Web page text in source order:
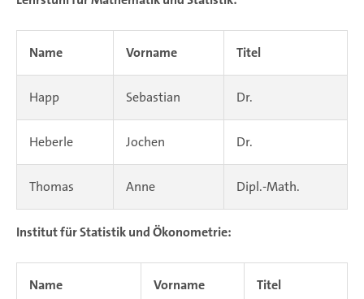
Name Vorname Titel
Happ Sebastian Dr.
Heberle Jochen Dr.
Thomas Anne Dipl.-Math.
Institut für Statistik und Ökonometrie:
Name Vorname Titel